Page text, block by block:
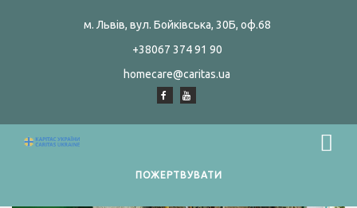
м. Львів, вул. Бойківська, 30Б, оф.68
+38067 374 91 90
homecare@caritas.ua
ПОЖЕРТВУВАТИ